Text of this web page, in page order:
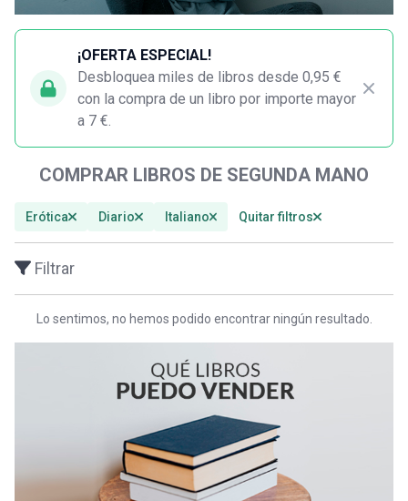
¡OFERTA ESPECIAL!
Desbloquea miles de libros desde 0,95 €
con la compra de un libro por importe mayor
a 7 €.
COMPRAR LIBROS DE SEGUNDA MANO
Erótica Diario Italiano Quitar filtros
Filtrar
Lo sentimos, no hemos podido encontrar ningún resultado.